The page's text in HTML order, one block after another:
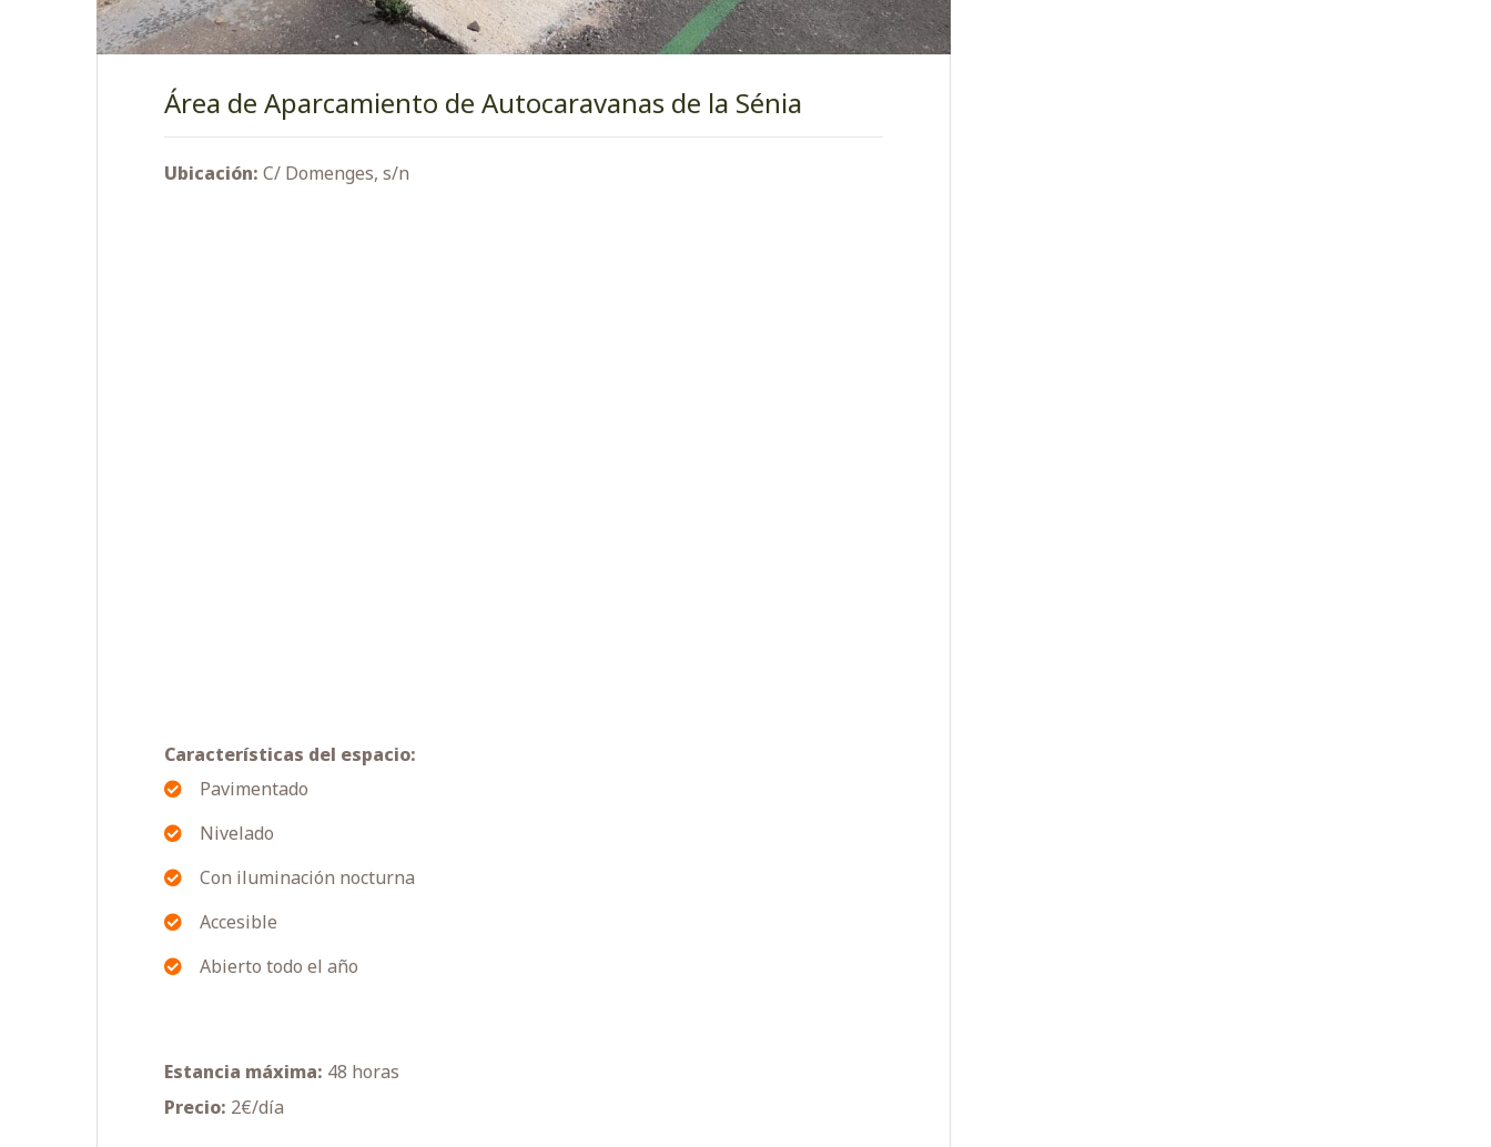
Área de Aparcamiento de Autocaravanas de la Sénia
Ubicación: C/ Domenges, s/n
Características del espacio:
Pavimentado
Nivelado
Con iluminación nocturna
Accesible
Abierto todo el año
Estancia máxima: 48 horas
Precio: 2€/día